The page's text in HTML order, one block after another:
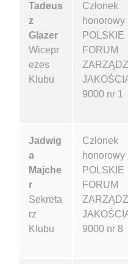
Tadeus
z
Glazer
Wicepr
ezes
Klubu
Członek
honorowy
POLSKIE
FORUM
9000 nr 1
Jadwig
a
Majche
r
Sekreta
rz
Klubu
Członek
honorowy
POLSKIE
FORUM
9000 nr 8